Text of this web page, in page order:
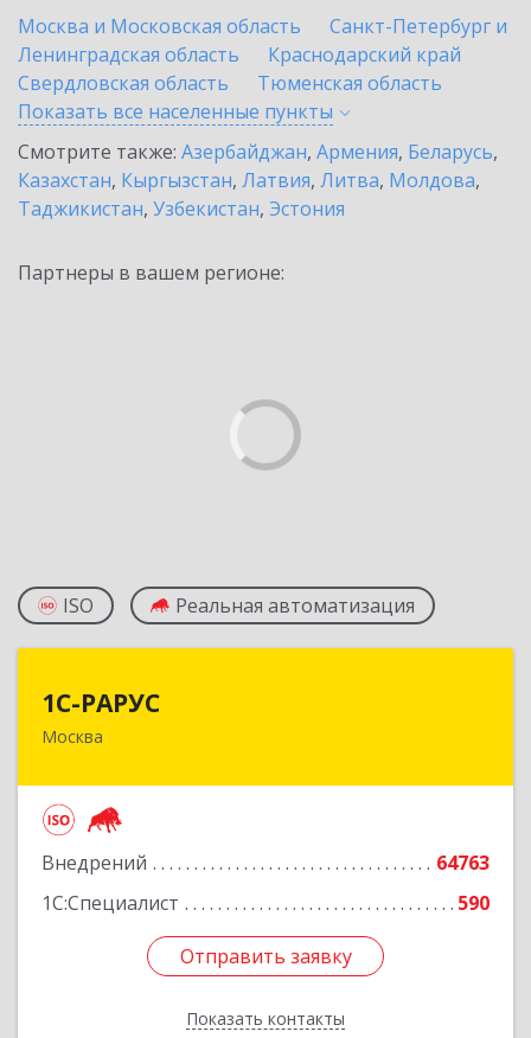
Москва и Московская область
Санкт-Петербург и
Ленинградская область
Краснодарский край
Свердловская область
Тюменская область
Показать все населенные пункты
Смотрите также: Азербайджан, Армения, Беларусь,
Казахстан, Кыргызстан, Латвия, Литва, Молдова,
Таджикистан, Узбекистан, Эстония
Партнеры в вашем регионе:
ISO Реальная автоматизация
1С-РАРУС
Москва
Внедрений
64763
1С:Специалист
590
Отправить заявку
Показать контакты
127434, Москва г, Дмитровское ш, дом № 9Б
Отправить заявку
Назад